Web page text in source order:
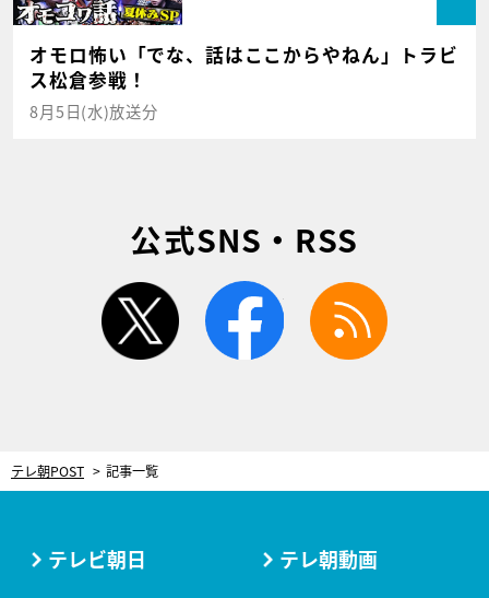
オモロ怖い「でな、話はここからやねん」トラビ
ス松倉参戦！
8月5日(水)放送分
公式SNS・RSS
twitter facebook
テレ朝POST 記事一覧
テレビ朝日 テレ朝動画